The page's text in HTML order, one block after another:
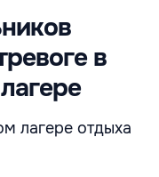
в
лагере отдыха